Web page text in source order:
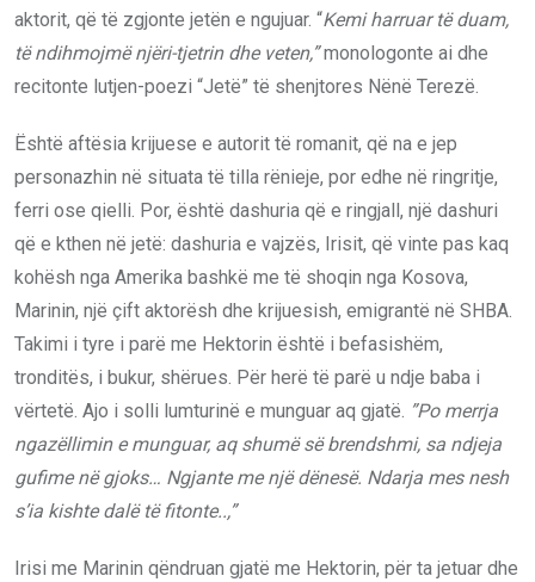
aktorit, që të zgjonte jetën e ngujuar. “Kemi harruar të duam,
të ndihmojmë njëri-tjetrin dhe veten,”monologonte ai dhe
recitonte lutjen-poezi “Jetë” të shenjtores Nënë Terezë.
Është aftësia krijuese e autorit të romanit, që na e jep
personazhin në situata të tilla rënieje, por edhe në ringritje,
ferri ose qielli. Por, është dashuria që e ringjall, një dashuri
që e kthen në jetë: dashuria e vajzës, Irisit, që vinte pas kaq
kohësh nga Amerika bashkë me të shoqin nga Kosova,
Marinin, një çift aktorësh dhe krijuesish, emigrantë në SHBA.
Takimi i tyre i parë me Hektorin është i befasishëm,
tronditës, i bukur, shërues. Për herë të parë u ndje baba i
vërtetë. Ajo i solli lumturinë e munguar aq gjatë. ”Po merrja
ngazëllimin e munguar, aq shumë së brendshmi, sa ndjeja
gufime në gjoks… Ngjante me një dënesë. Ndarja mes nesh
s’ia kishte dalë të fitonte..,”
Irisi me Marinin qëndruan gjatë me Hektorin, për ta jetuar dhe